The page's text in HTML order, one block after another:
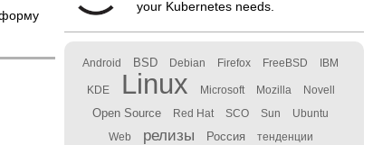
your Kubernetes needs.
Android BSD Debian Firefox FreeBSD IBM
KDE Linux Microsoft Mozilla Novell
Open Source Red Hat SCO Sun Ubuntu
Web релизы Россия тенденции